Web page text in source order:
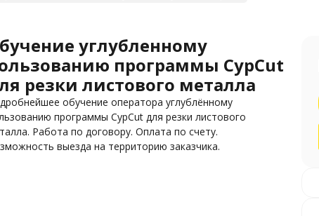
углубленному
программы CypCut
резки листового металла
обучение оператора углублённому
программы CypCut для резки листового
Работа по договору. Оплата по счету.
выезда на территорию заказчика.